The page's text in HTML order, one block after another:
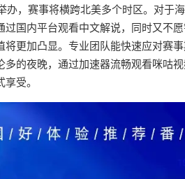
，赛事将横跨北美多个时区。对于
国内平台观看中文解说，同时又不
更加凸显。专业团队能快速应对赛
的夜晚，通过加速器流畅观看咪咕
受。